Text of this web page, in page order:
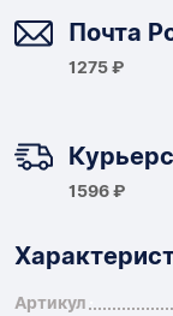
Почта
1275 ₽
1596 ₽
Артикул